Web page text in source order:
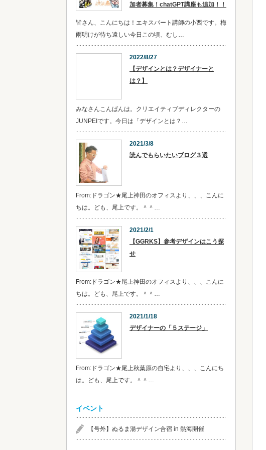
加者募集！chatGPT講座も追加！！
皆さん、こんにちは！エキスパート講師の小西です。梅
雨明けが待ち遠しい今日この頃、むし…
2022/8/27
【デザインとは？デザイナーと
は？】
みなさんこんばんは。クリエイティブディレクターの
JUNPEIです。今日は「デザインとは？…
2021/3/8
読んでもらいたいブログ３選
From:ドラゴン★尾上神田のオフィスより、、、こんに
ちは。ども、尾上です。＾＾…
2021/2/1
【GGRKS】参考デザインはこう探
せ
From:ドラゴン★尾上神田のオフィスより、、、こんに
ちは。ども、尾上です。＾＾…
2021/1/18
デザイナーの「５ステージ」
From:ドラゴン★尾上秋葉原の自宅より、、、こんにち
は。ども、尾上です。＾＾…
イベント
【号外】ぬるま湯デザイン合宿 in 熱海開催